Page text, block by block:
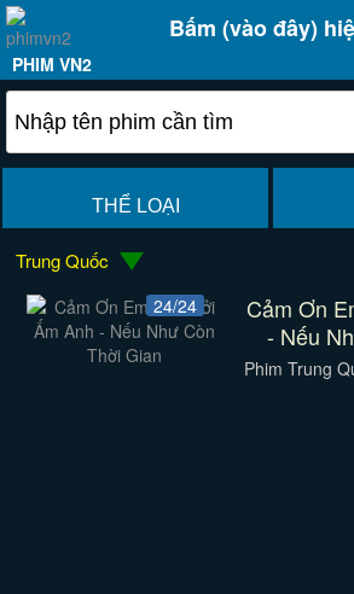
Bấm (vào đây)
PHIM VN2
THỂ LOẠI
Trung Quốc
24/24
Cảm Ơn
- Nếu
Phim Trung